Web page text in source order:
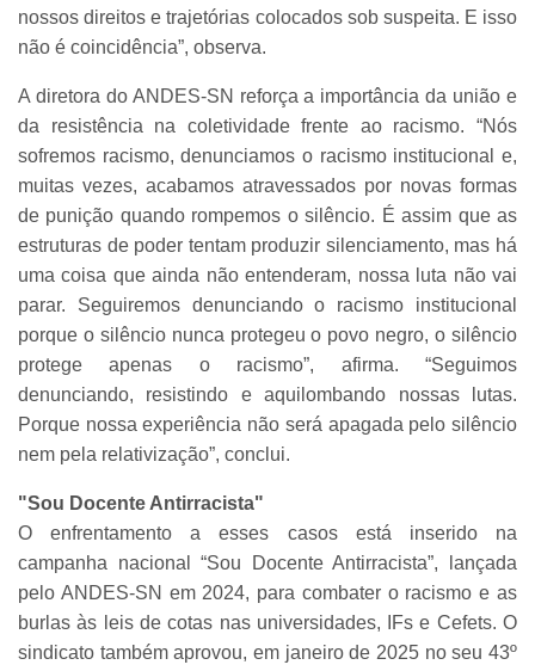
nossos direitos e trajetórias colocados sob suspeita. E isso
não é coincidência”, observa.
A diretora do ANDES-SN reforça a importância da união e
da resistência na coletividade frente ao racismo. “Nós
sofremos racismo, denunciamos o racismo institucional e,
muitas vezes, acabamos atravessados por novas formas
de punição quando rompemos o silêncio. É assim que as
estruturas de poder tentam produzir silenciamento, mas há
uma coisa que ainda não entenderam, nossa luta não vai
parar. Seguiremos denunciando o racismo institucional
porque o silêncio nunca protegeu o povo negro, o silêncio
protege apenas o racismo”, afirma. “Seguimos
denunciando, resistindo e aquilombando nossas lutas.
Porque nossa experiência não será apagada pelo silêncio
nem pela relativização”, conclui.
"Sou Docente Antirracista"
O enfrentamento a esses casos está inserido na
campanha nacional “Sou Docente Antirracista”, lançada
pelo ANDES-SN em 2024, para combater o racismo e as
burlas às leis de cotas nas universidades, IFs e Cefets. O
sindicato também aprovou, em janeiro de 2025 no seu 43º